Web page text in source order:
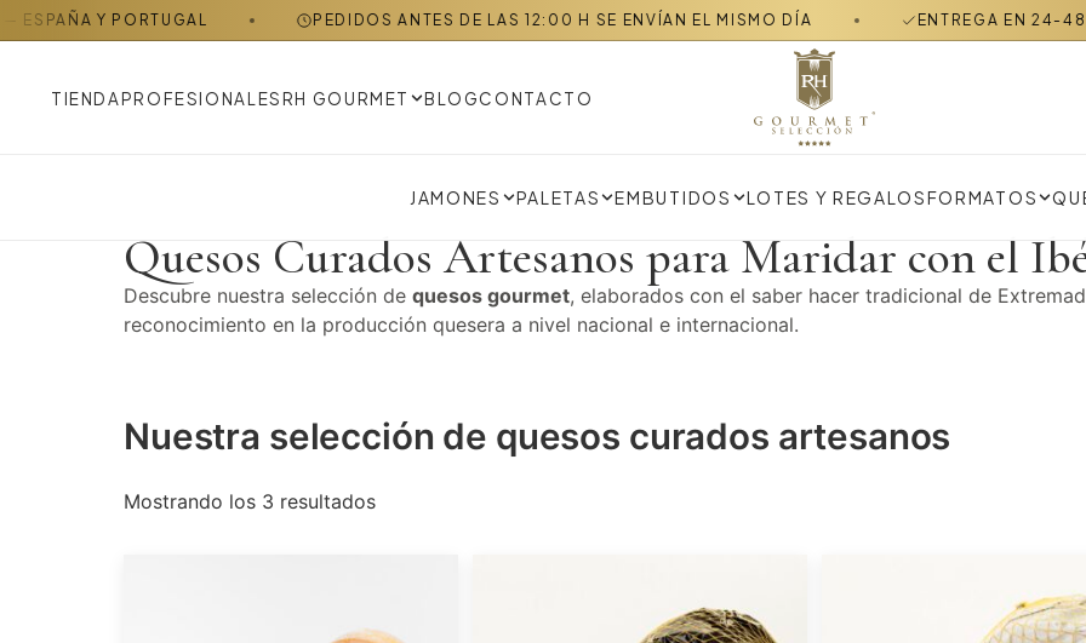
TIENDAPROFESIONALESRH GOURMET BLOGCONTACTO
JAMONES PALETAS EMBUTIDOS LOTES Y REGALOSFORMATOS
Y PORTUGAL PEDIDOS ANTES DE LAS 12:00 H SE ENVÍAN EL MISMO DÍA ENTREGA EN 24-48 H EN
Quesos Curados Artesanos para Maridar con el
Descubre nuestra selección de quesos gourmet, elaborados con el saber hacer tradicional de
reconocimiento en la producción quesera a nivel nacional e internacional.
Nuestra selección de quesos curados artesanos
Mostrando los 3 resultados